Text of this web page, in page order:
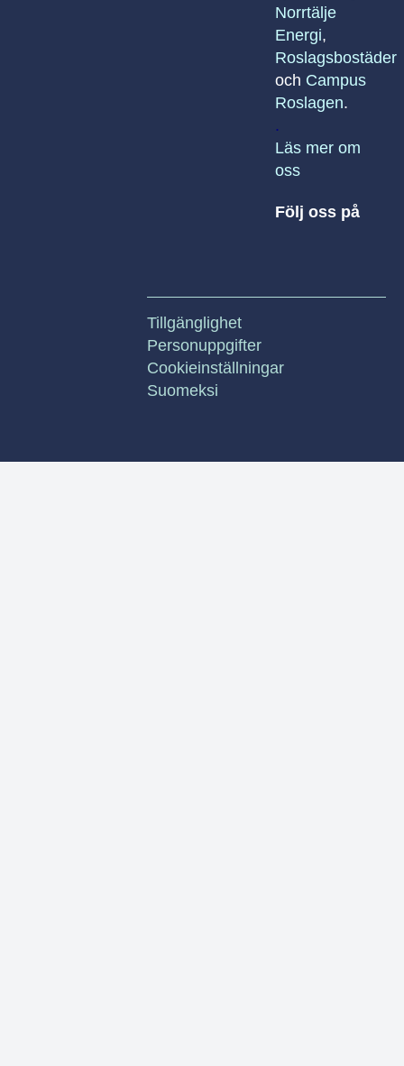
Norrtälje
Energi,
Roslagsbostäder
och Campus
Roslagen.
.
Läs mer om
oss
Följ oss på
Tillgänglighet
Personuppgifter
Cookieinställningar
Suomeksi